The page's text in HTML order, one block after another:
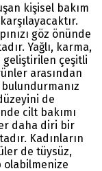
kişisel bakım
göz önünde
Yağlı, karma,
geliştirilen çeşitli
arasından
de
cilt bakımı
daha diri bir
Kadınların
de tüysüz,
olabilmenize